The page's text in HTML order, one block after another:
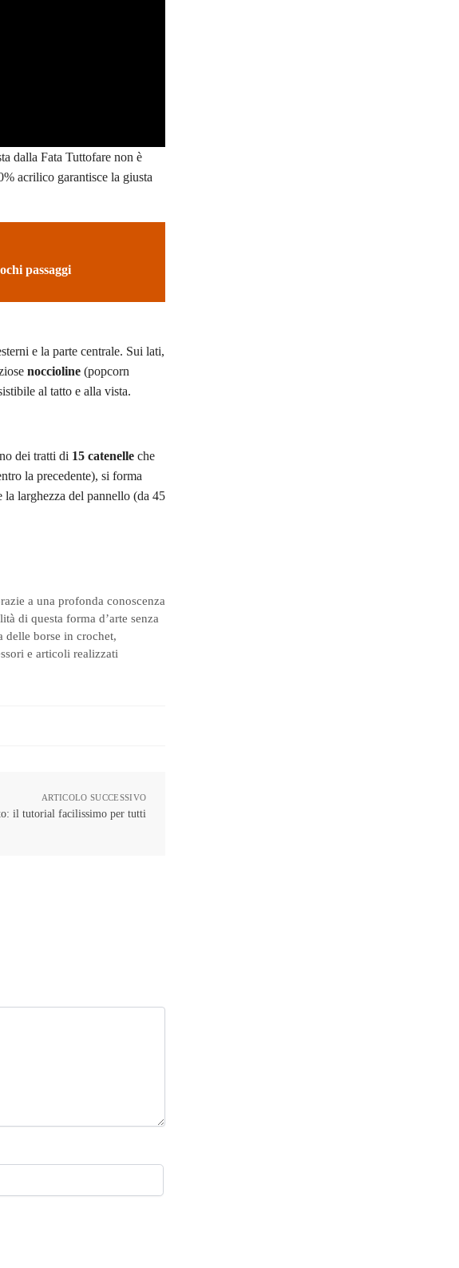
dalla Fata Tuttofare non è
acrilico garantisce la giusta
passaggi
e la parte centrale. Sui lati,
noccioline (popcorn
al tatto e alla vista.
dei tratti di 15 catenelle che
la precedente), si forma
larghezza del pannello (da 45
a una profonda conoscenza
di questa forma d’arte senza
delle borse in crochet,
e articoli realizzati
ARTICOLO SUCCESSIVO
il tutorial facilissimo per tutti